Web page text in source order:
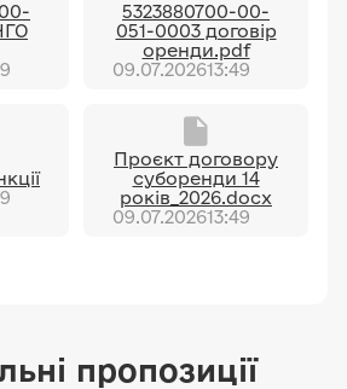
5323880700-00-
051-0003 договір
оренди.pdf
09.07.202613:49
Проєкт договору
суборенди 14
років_2026.docx
09.07.202613:49
пропозиції